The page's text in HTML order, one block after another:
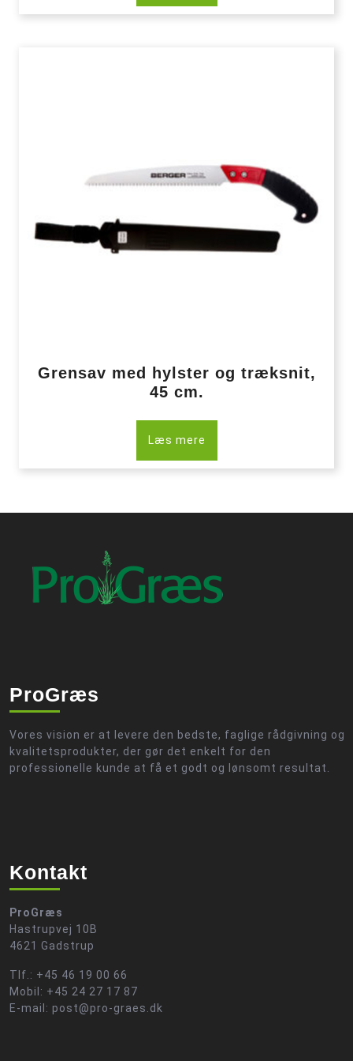
Grensav med hylster og træksnit,
45 cm.
Læs mere
ProGræs
Vores vision er at levere den bedste, faglige rådgivning og
kvalitetsprodukter, der gør det enkelt for den
professionelle kunde at få et godt og lønsomt resultat.
Kontakt
ProGræs
Hastrupvej 10B
4621 Gadstrup
Tlf.: +45 46 19 00 66
Mobil: +45 24 27 17 87
E-mail: post@pro-graes.dk